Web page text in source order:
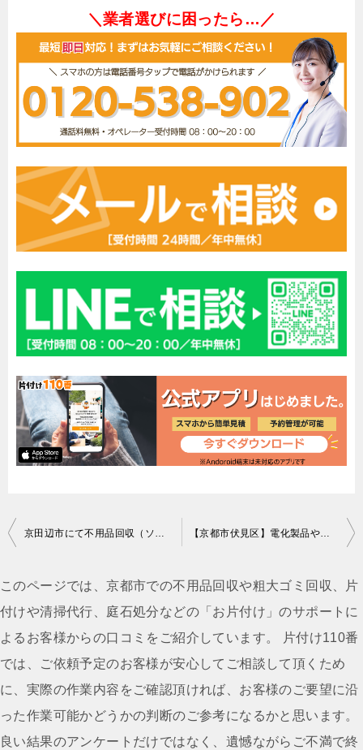
＼業者選びに困ったら…／
投
ナ
ビ
ゲ
ー
シ
ョ
ン
京田辺市にて不用品回収（ソファー（３人用）、ペットゲージ、その他微調整）のご依頼 匿名希望様の声 【京都市伏見区】電化製品や物置小屋の回収！カード決済の対応に喜んでいただけました。
このページでは、京都市での不用品回収や粗大ゴミ回収、片
付けや清掃代行、庭石処分などの「お片付け」のサポートに
よるお客様からの口コミをご紹介しています。 片付け110番
では、ご依頼予定のお客様が安心してご相談して頂くため
に、実際の作業内容をご確認頂ければ、お客様のご要望に沿
った作業可能かどうかの判断のご参考になるかと思います。
良い結果のアンケートだけではなく、遺憾ながらご不満で終